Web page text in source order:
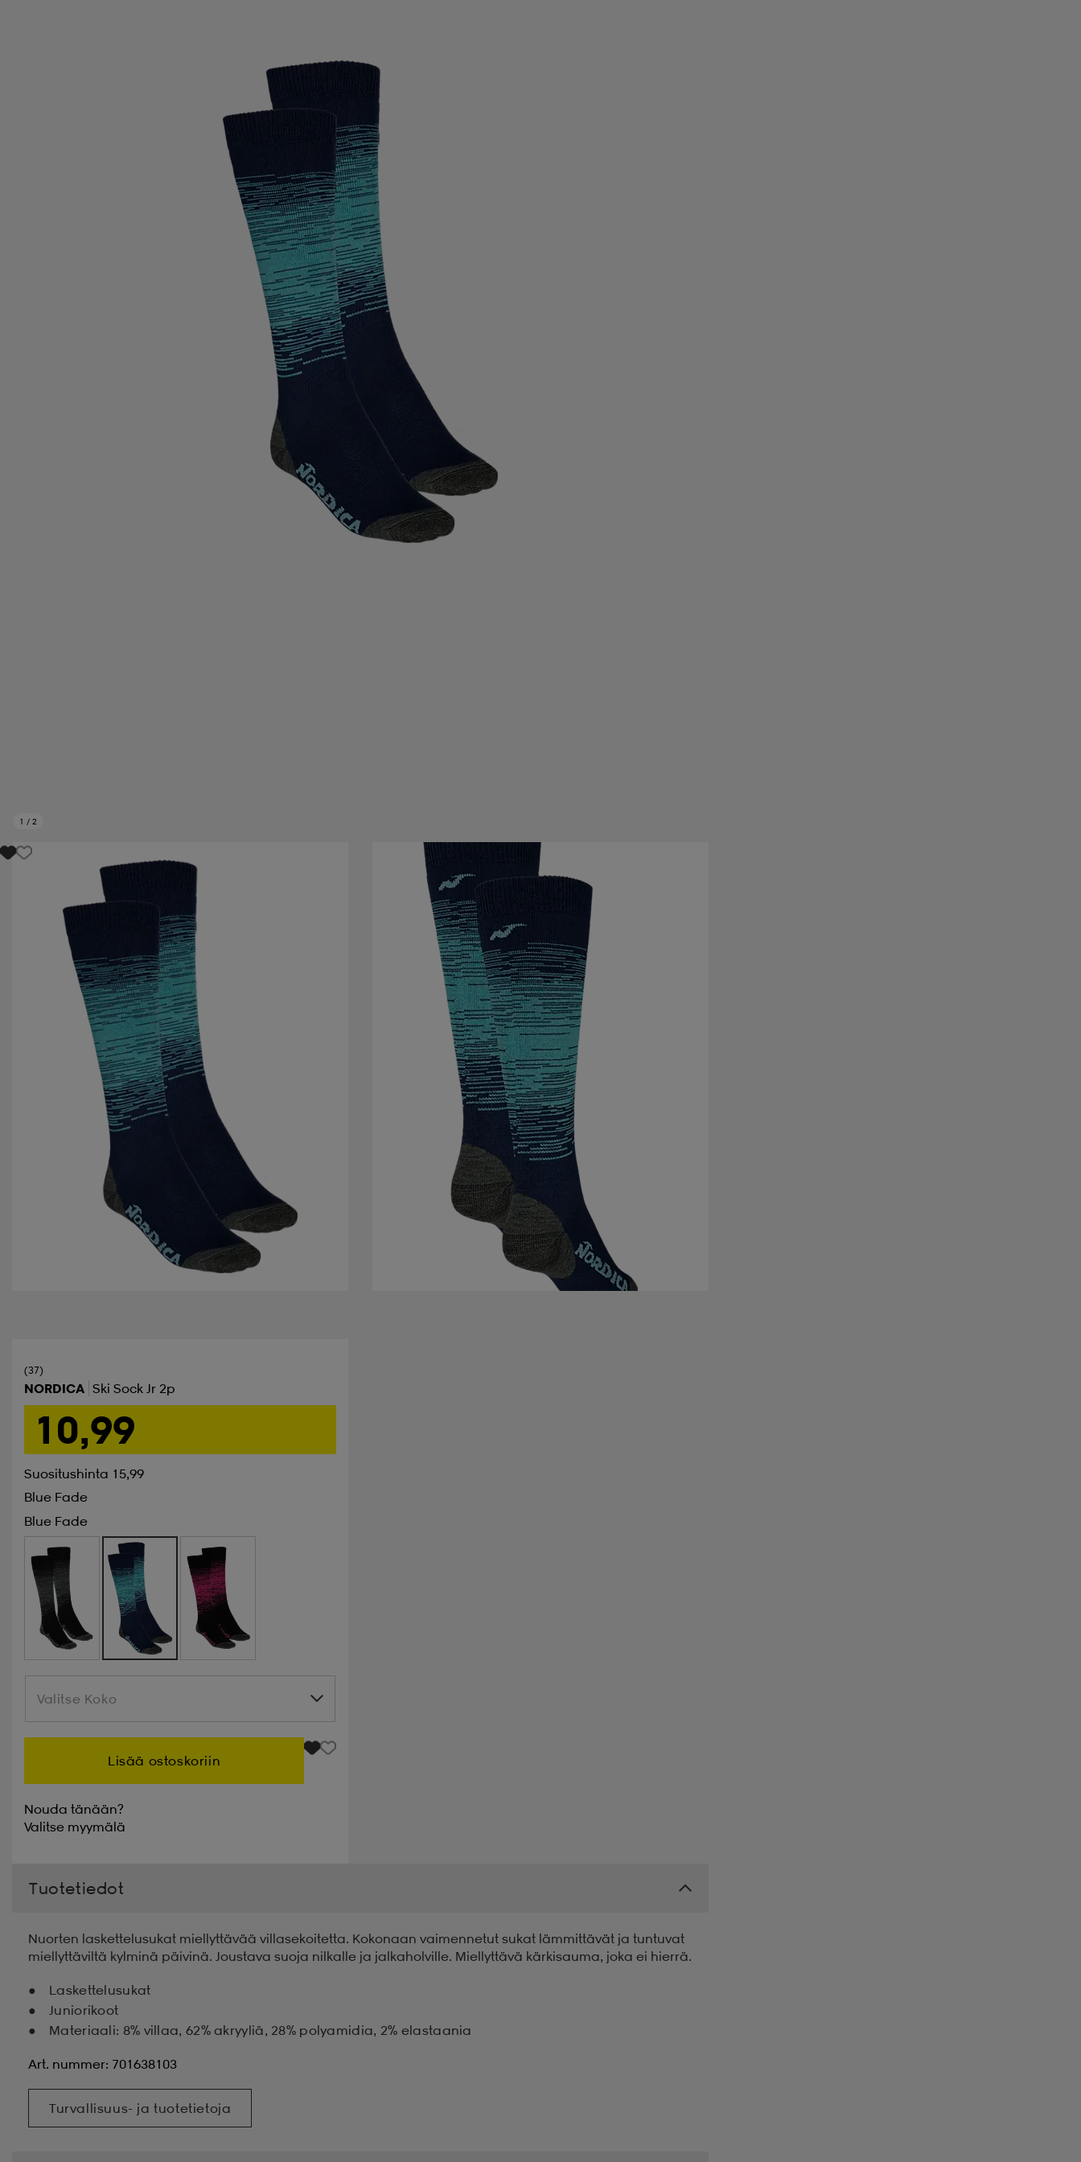
1 / 2
(37)
NORDICA Ski Sock Jr 2p
10,99
Suositushinta 15,99
Blue Fade
Blue Fade
Valitse Koko
Valitse Koko
Lisää ostoskoriin
Nouda tänään?
Valitse myymälä
Tuotetiedot
Nuorten laskettelusukat miellyttävää villasekoitetta. Kokonaan vaimennetut sukat lämmittävät ja tuntuvat
miellyttäviltä kylminä päivinä. Joustava suoja nilkalle ja jalkaholville. Miellyttävä kärkisauma, joka ei hierrä.
Laskettelusukat
Juniorikoot
Materiaali: 8% villaa, 62% akryyliä, 28% polyamidia, 2% elastaania
Art. nummer: 701638103
Turvallisuus- ja tuotetietoja